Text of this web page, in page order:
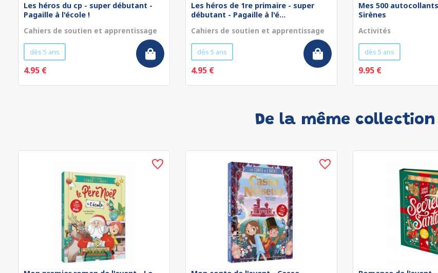
Les héros du cp - super débutant -
Pagaille à l'école !
Cahiers de soutien et apprentissage
dès 5 ans
4.95 €
Les héros de 1re primaire - super
débutant - Pagaille à l'é...
Cahiers de soutien et apprentissage
dès 5 ans
4.95 €
Mes 500
Sirènes
Activités
dès 5 ans
9.95 €
De la même collection